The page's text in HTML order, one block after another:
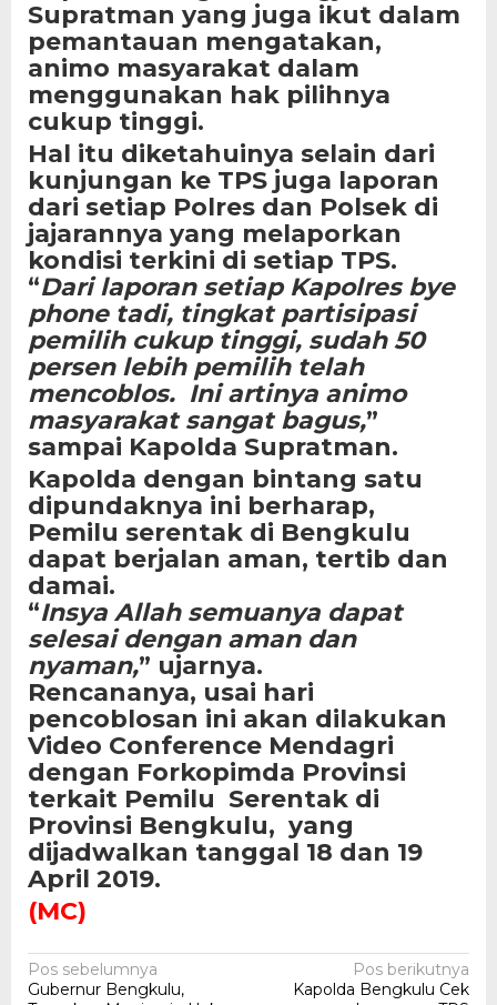
Supratman yang juga ikut dalam
pemantauan mengatakan,
animo masyarakat dalam
menggunakan hak pilihnya
cukup tinggi.
Hal itu diketahuinya selain dari
kunjungan ke TPS juga laporan
dari setiap Polres dan Polsek di
jajarannya yang melaporkan
kondisi terkini di setiap TPS.
“Dari laporan setiap Kapolres bye
phone tadi, tingkat partisipasi
pemilih cukup tinggi, sudah 50
persen lebih pemilih telah
mencoblos. Ini artinya animo
masyarakat sangat bagus,”
sampai Kapolda Supratman.
Kapolda dengan bintang satu
dipundaknya ini berharap,
Pemilu serentak di Bengkulu
dapat berjalan aman, tertib dan
damai.
“Insya Allah semuanya dapat
selesai dengan aman dan
nyaman,” ujarnya.
Rencananya, usai hari
pencoblosan ini akan dilakukan
Video Conference Mendagri
dengan Forkopimda Provinsi
terkait Pemilu Serentak di
Provinsi Bengkulu, yang
dijadwalkan tanggal 18 dan 19
April 2019.
(MC)
Navigasi
Pos sebelumnya
Gubernur Bengkulu,
Pos berikutnya
Kapolda Bengkulu Cek